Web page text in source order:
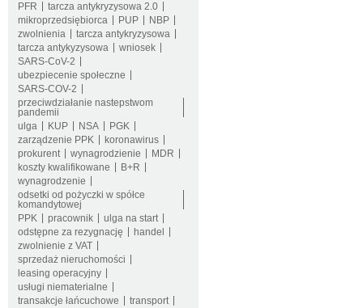
PFR
tarcza antykryzysowa 2.0
mikroprzedsiębiorca
PUP
NBP
zwolnienia
tarcza antykryzysowa
tarcza antykyzysowa
wniosek
SARS-CoV-2
ubezpiecenie społeczne
SARS-COV-2
przeciwdziałanie nastepstwom
pandemii
ulga
KUP NSA
PGK
zarządzenie PPK
koronawirus
prokurent
wynagrodzienie
MDR
koszty kwalifikowane
B+R
wynagrodzenie
odsetki od pożyczki w spółce
komandytowej
PPK
pracownik
ulga na start
odstępne za rezygnację
handel
zwolnienie z VAT
sprzedaż nieruchomości
leasing operacyjny
usługi niematerialne
transakcje łańcuchowe
transport